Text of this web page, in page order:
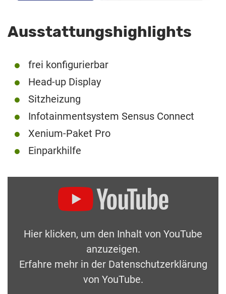
Ausstattungshighlights
frei konfigurierbar
Head-up Display
Sitzheizung
Infotainmentsystem Sensus Connect
Xenium-Paket Pro
Einparkhilfe
Hier klicken, um den Inhalt von YouTube
anzuzeigen.
Erfahre mehr in der Datenschutzerklärung
von YouTube.